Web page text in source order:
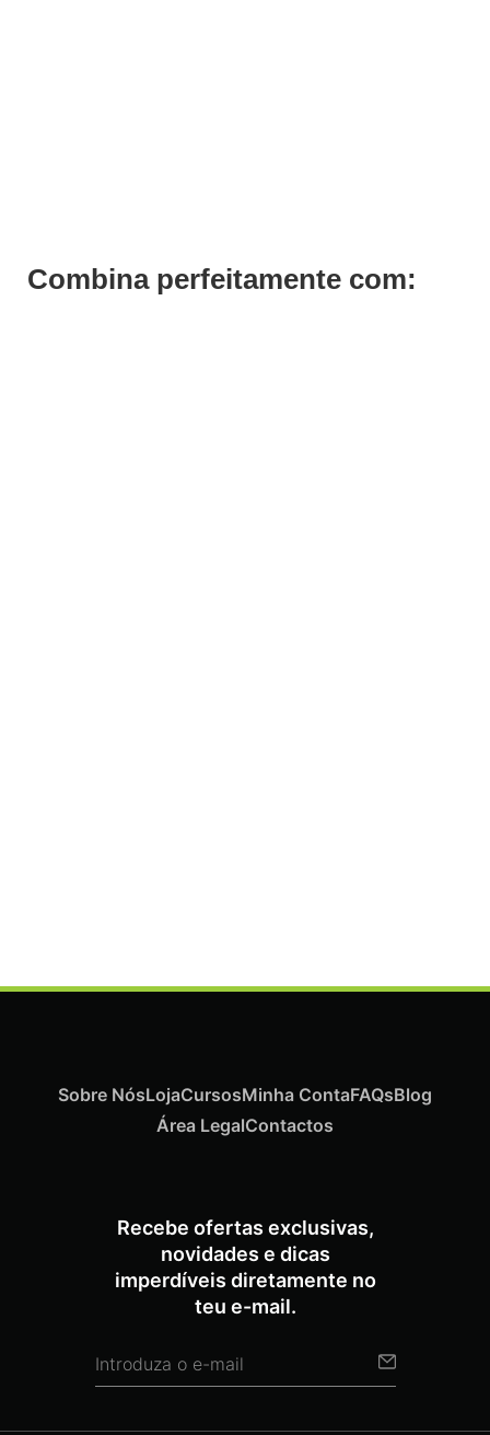
Combina perfeitamente com:
Recebe ofertas exclusivas,
novidades e dicas
imperdíveis diretamente no
teu e-mail.
Sobre NósLojaCursosMinha ContaFAQsBlog
Área LegalContactos